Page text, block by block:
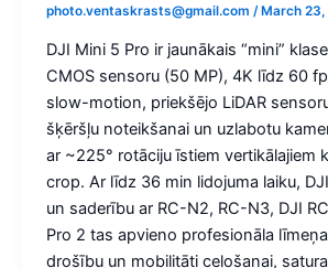
photo.ventaskrasts@gmail.com / March
DJI Mini 5 Pro ir jaunākais “mini”
CMOS sensoru (50 MP), 4K līdz 60
slow-motion, priekšējo LiDAR
šķēršļu noteikšanai un uzlabotu
ar ~225° rotāciju īstiem vertikālajiem
crop. Ar līdz 36 min lidojuma laiku,
un saderību ar RC-N2, RC-N3, DJI
Pro 2 tas apvieno profesionāla
drošību un mobilitāti ceļošanai,